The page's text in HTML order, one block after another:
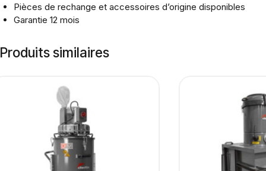
Pièces de rechange et accessoires d’origine disponibles
Garantie 12 mois
Produits similaires